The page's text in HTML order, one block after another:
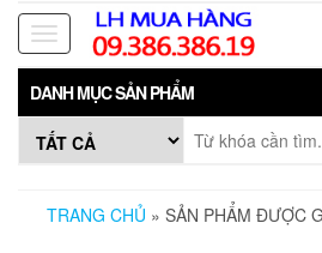
Skip
the
content
Toggle
navigation
DANH MỤC SẢN PHẨM
TRANG CHỦ » SẢN PHẨM ĐƯỢC